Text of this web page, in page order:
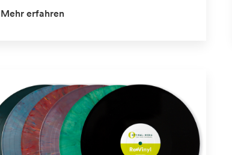
Mehr erfahren